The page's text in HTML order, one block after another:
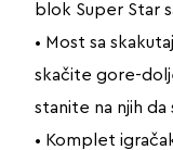
blok Super Star
• Most sa
skačite gore-
stanite na njih
• Komplet